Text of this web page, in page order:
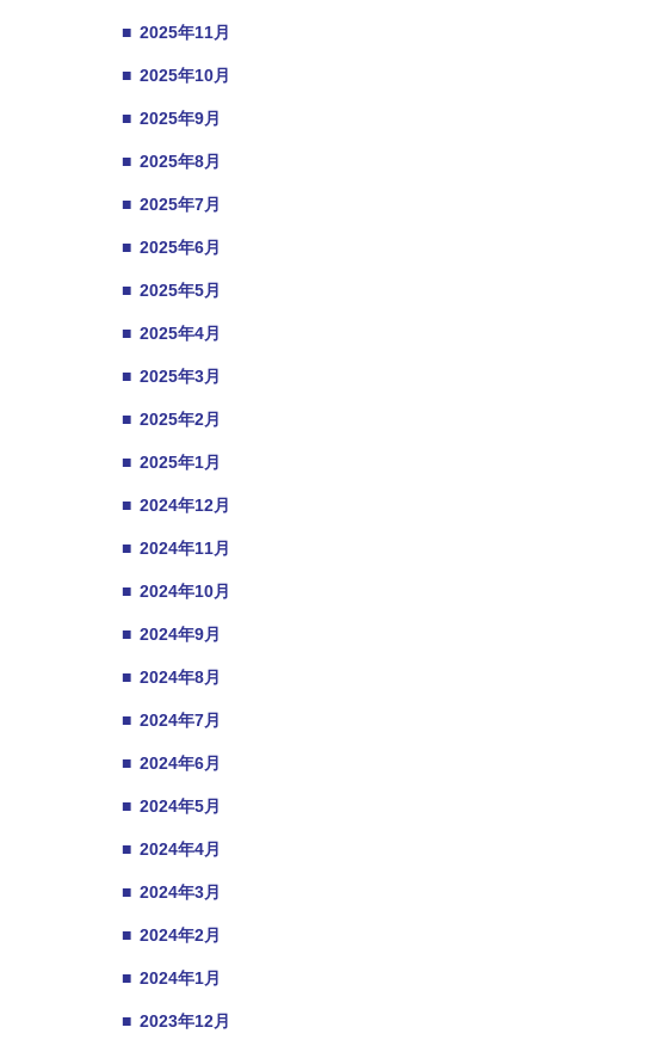
■ 2025年11月
■ 2025年10月
■ 2025年9月
■ 2025年8月
■ 2025年7月
■ 2025年6月
■ 2025年5月
■ 2025年4月
■ 2025年3月
■ 2025年2月
■ 2025年1月
■ 2024年12月
■ 2024年11月
■ 2024年10月
■ 2024年9月
■ 2024年8月
■ 2024年7月
■ 2024年6月
■ 2024年5月
■ 2024年4月
■ 2024年3月
■ 2024年2月
■ 2024年1月
■ 2023年12月